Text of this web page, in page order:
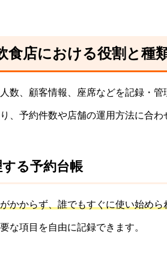
食店における役割と種
数、顧客情報、座席などを記録・
、予約件数や店舗の運用方法に合わ
る予約台帳
かからず、誰でもすぐに使い始めら
な項目を自由に記録できます。